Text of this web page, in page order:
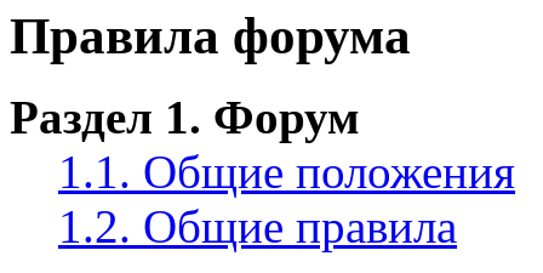
Правила форума
Раздел 1. Форум
1.1. Общие положения
1.2. Общие правила